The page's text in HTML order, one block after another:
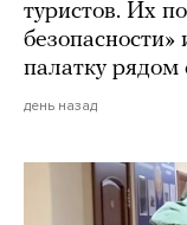
туристов. Их
безопасности»
палатку рядом
день назад